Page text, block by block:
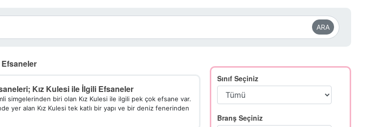
ARA
Kız Kulesi ile İlgili Efsaneler
simgelerinden biri olan Kız Kulesi ile ilgili pek çok efsane var.
yer alan Kız Kulesi tek katlı bir yapı ve bir deniz fenerinden
Sınıf Seçiniz
Branş Seçiniz